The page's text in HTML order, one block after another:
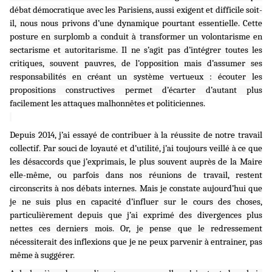
débat démocratique avec les Parisiens, aussi exigent et difficile soit-
il, nous nous privons d’une dynamique pourtant essentielle. Cette
posture en surplomb a conduit à transformer un volontarisme en
sectarisme et autoritarisme. Il ne s’agit pas d’intégrer toutes les
critiques, souvent pauvres, de l’opposition mais d’assumer ses
responsabilités en créant un système vertueux : écouter les
propositions constructives permet d’écarter d’autant plus
facilement les attaques malhonnêtes et politiciennes.
Depuis 2014, j’ai essayé de contribuer à la réussite de notre travail
collectif. Par souci de loyauté et d’utilité, j’ai toujours veillé à ce que
les désaccords que j’exprimais, le plus souvent auprès de la Maire
elle-même, ou parfois dans nos réunions de travail, restent
circonscrits à nos débats internes. Mais je constate aujourd’hui que
je ne suis plus en capacité d’influer sur le cours des choses,
particulièrement depuis que j’ai exprimé des divergences plus
nettes ces derniers mois. Or, je pense que le redressement
nécessiterait des inflexions que je ne peux parvenir à entrainer, pas
même à suggérer.